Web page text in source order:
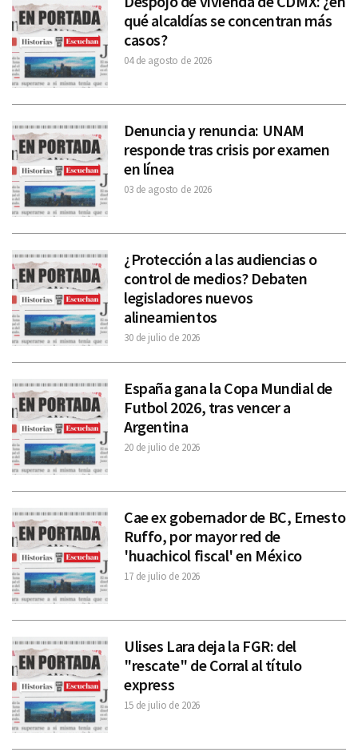
qué alcaldías se concentran más
casos?
04 de agosto de 2026
Denuncia y renuncia: UNAM
responde tras crisis por examen
en línea
03 de agosto de 2026
¿Protección a las audiencias o
control de medios? Debaten
legisladores nuevos
alineamientos
30 de julio de 2026
España gana la Copa Mundial de
Futbol 2026, tras vencer a
Argentina
20 de julio de 2026
Cae ex gobernador de BC, Ernesto
Ruffo, por mayor red de
'huachicol fiscal' en México
17 de julio de 2026
Ulises Lara deja la FGR: del
"rescate" de Corral al título
express
15 de julio de 2026